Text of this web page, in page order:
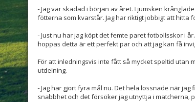
- Jag var skadad i början av året. Ljumsken
fötterna som kvarstår. Jag har riktigt jobbigt att hitta
- Just nu har jag köpt det femte paret fotbollsskor i
hoppas detta är ett perfekt par och att jag kan få
För att inledningsvis inte fått så mycket speltid utan
utdelning.
- Jag har gjort fyra mål nu. Det hela lossnade när
snabbhet och det försöker jag utnyttja i matcherna,